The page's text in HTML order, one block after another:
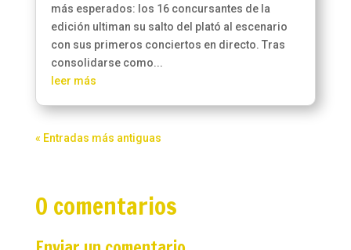
más esperados: los 16 concursantes de la
edición ultiman su salto del plató al escenario
con sus primeros conciertos en directo. Tras
consolidarse como...
leer más
« Entradas más antiguas
0 comentarios